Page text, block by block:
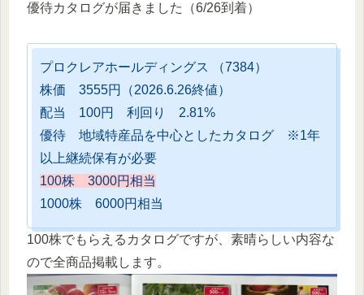
優待カタログが届きました（6/26到着）
プロクレアホールディングス （7384）
株価 3555円（2026.6.26終値）
配当 100円 利回り 2.81%
優待 地域特産品を中心としたカタログ ※1年
以上継続保有が必要
100株 3000円相当
1000株 6000円相当
100株でもらえるカタログですが、素晴らしい内容な
ので全商品掲載します。